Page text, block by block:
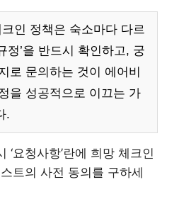
인 정책은 숙소마다 다르
정’을 반드시 확인하고, 궁
로 문의하는 것이 에어비
을 성공적으로 이끄는 가
.
‘요청사항’란에 희망 체크인
트의 사전 동의를 구하세